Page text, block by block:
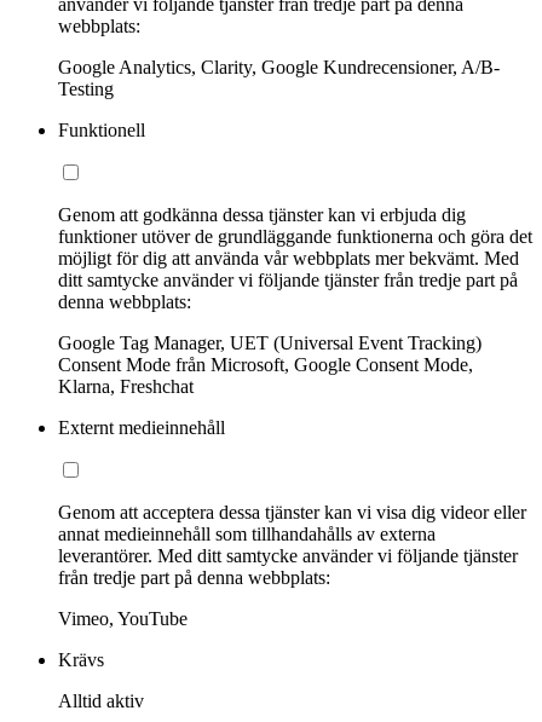
webbplats:
Google Analytics, Clarity, Google Kundrecensioner, A/B-
Testing
Funktionell
Genom att godkänna dessa tjänster kan vi erbjuda dig
funktioner utöver de grundläggande funktionerna och göra det
möjligt för dig att använda vår webbplats mer bekvämt. Med
ditt samtycke använder vi följande tjänster från tredje part på
denna webbplats:
Google Tag Manager, UET (Universal Event Tracking)
Consent Mode från Microsoft, Google Consent Mode,
Klarna, Freshchat
Externt medieinnehåll
Genom att acceptera dessa tjänster kan vi visa dig videor eller
annat medieinnehåll som tillhandahålls av externa
leverantörer. Med ditt samtycke använder vi följande tjänster
från tredje part på denna webbplats:
Vimeo, YouTube
Krävs
Alltid aktiv